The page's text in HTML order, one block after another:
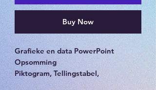
Buy Now
Grafieke en data PowerPoint
Opsomming
Piktogram, Tellingstabel,